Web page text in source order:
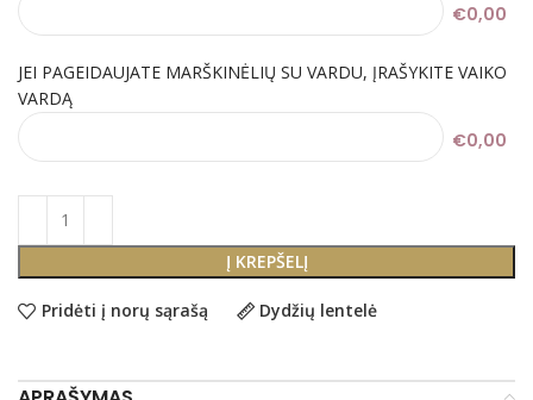
€0,00
JEI PAGEIDAUJATE MARŠKINĖLIŲ SU VARDU, ĮRAŠYKITE VAIKO
VARDĄ
€0,00
Į KREPŠELĮ
Pridėti į norų sąrašą Dydžių lentelė